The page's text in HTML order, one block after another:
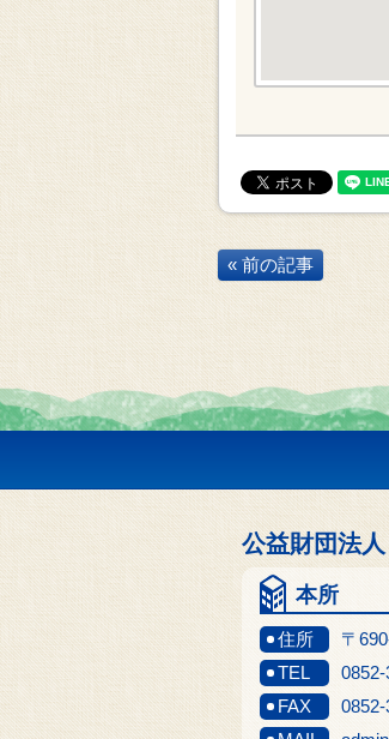
« 前の記事
公益財団法
本所
住所 〒
TEL
FAX